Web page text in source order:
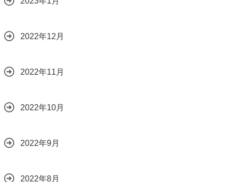
2022年12月
2022年11月
2022年10月
2022年9月
2022年8月